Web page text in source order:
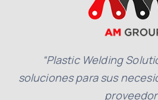
“Plastic Welding
soluciones para sus